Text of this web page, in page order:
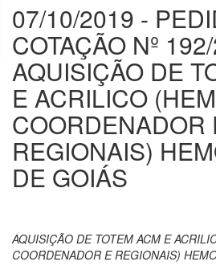
07/10/2019 -
COTAÇÃO Nº
AQUISIÇÃO DE
E ACRILICO
COORDENADOR
REGIONAIS)
DE GOIÁS
AQUISIÇÃO DE TOTEM ACM E
COORDENADOR E REGIONAIS)